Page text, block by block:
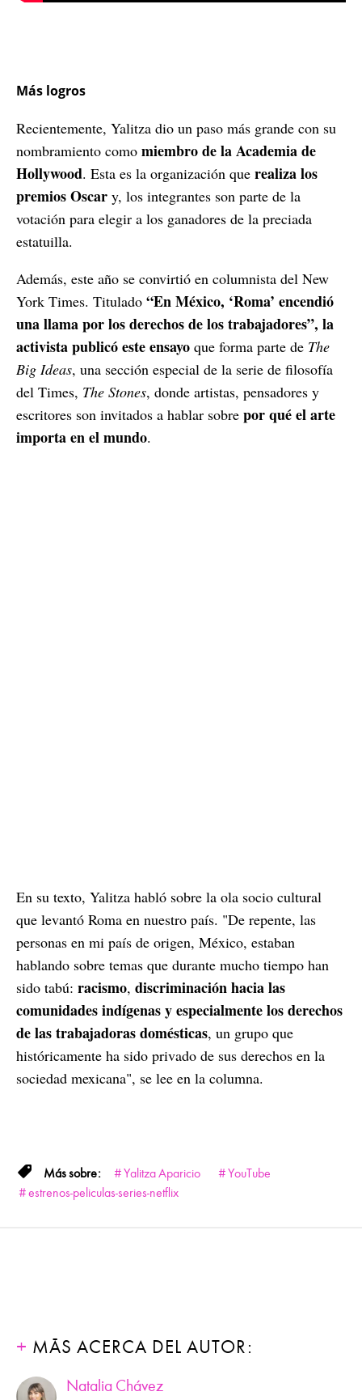
Más logros
Recientemente, Yalitza dio un paso más grande con su
nombramiento como miembro de la Academia de
Hollywood. Esta es la organización que realiza los
premios Oscar y, los integrantes son parte de la
votación para elegir a los ganadores de la preciada
estatuilla.
Además, este año se convirtió en columnista del New
York Times. Titulado “En México, ‘Roma’ encendió
una llama por los derechos de los trabajadores”, la
activista publicó este ensayo que forma parte de The
Big Ideas, una sección especial de la serie de filosofía
del Times, The Stones, donde artistas, pensadores y
escritores son invitados a hablar sobre por qué el arte
importa en el mundo.
En su texto, Yalitza habló sobre la ola socio cultural
que levantó Roma en nuestro país. "De repente, las
personas en mi país de origen, México, estaban
hablando sobre temas que durante mucho tiempo han
sido tabú: racismo, discriminación hacia las
comunidades indígenas y especialmente los derechos
de las trabajadoras domésticas, un grupo que
históricamente ha sido privado de sus derechos en la
sociedad mexicana", se lee en la columna.
Yalitza Aparicio
YouTube
estrenos-peliculas-series-netflix
MÁS ACERCA DEL AUTOR:
Natalia Chávez